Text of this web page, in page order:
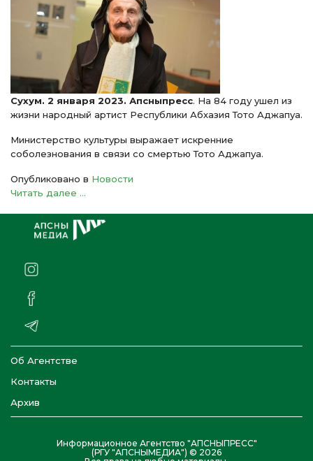
Сухум. 2 января 2023. Апсныпресс. На 84 году ушел из
жизни народный артист Республики Абхазия Тото Аджапуа.
Министерство культуры выражает искренние
соболезнования в связи со смертью Тото Аджапуа.
Опубликовано в Новости
Читать далее ...
Об Агентстве
Контакты
Архив
Информационное Агентство "АПСНЫПРЕСС"
(РГУ "АПСНЫМЕДИА") © 2026